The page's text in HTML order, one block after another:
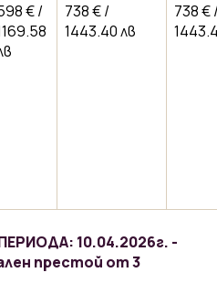
€ /
738 € /
1443.40 лв
738 €
10.04.2026г. -
престой от 3